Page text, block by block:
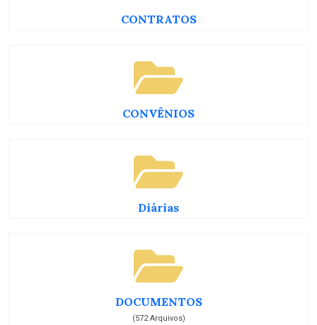
CONTRATOS
CONVÊNIOS
Diárias
DOCUMENTOS
(572 Arquivos)